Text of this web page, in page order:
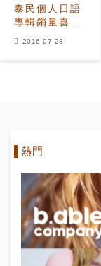
泰民個人日語
專輯銷量喜人
2016-07-28
熱門